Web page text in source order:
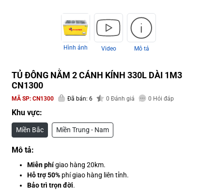
Hình ảnh Video Mô tả
TỦ ĐÔNG NẰM 2 CÁNH KÍNH 330L DÀI 1M3
CN1300
MÃ SP: CN1300 Đã bán: 6 0 Đánh giá 0 Hỏi đáp
Khu vực:
Miền Bắc Miền Trung - Nam
Mô tả:
Miễn phígiao hàng 20km.
Hỗ trợ 50% phí giao hàng liên tỉnh.
Bảo trì trọn đời.